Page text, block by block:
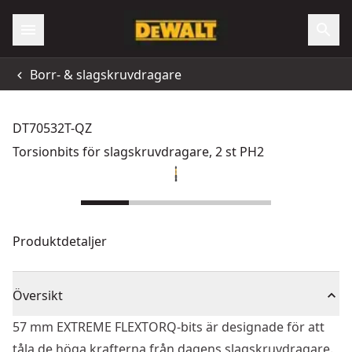
Borr- & slagskruvdragare
DT70532T-QZ
Torsionbits för slagskruvdragare, 2 st PH2
Produktdetaljer
Översikt
57 mm EXTREME FLEXTORQ-bits är designade för att